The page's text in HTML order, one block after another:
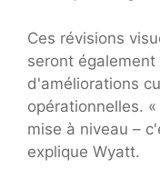
Ces révisions
seront
d'améliorations
opérationnelles.
mise à niveau –
explique Wyatt.